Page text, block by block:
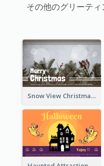
その他のグリーテ
Snow View Christmas Card With Simple Design